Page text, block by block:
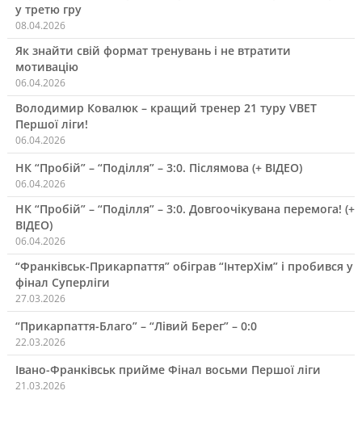
у третю гру
08.04.2026
Як знайти свій формат тренувань і не втратити
мотивацію
06.04.2026
Володимир Ковалюк – кращий тренер 21 туру VBET
Першої ліги!
06.04.2026
НК “Пробій” – “Поділля” – 3:0. Післямова (+ ВІДЕО)
06.04.2026
НК “Пробій” – “Поділля” – 3:0. Довгоочікувана перемога! (+
ВІДЕО)
06.04.2026
“Франківськ-Прикарпаття” обіграв “ІнтерХім” і пробився у
фінал Суперліги
27.03.2026
“Прикарпаття-Благо” – “Лівий Берег” – 0:0
22.03.2026
Івано-Франківськ прийме Фінал восьми Першої ліги
21.03.2026